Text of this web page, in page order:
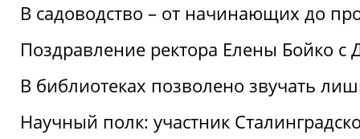
В садоводство – от начинающих до
Поздравление ректора Елены Бойко
В библиотеках позволено звучать
Научный полк: участник